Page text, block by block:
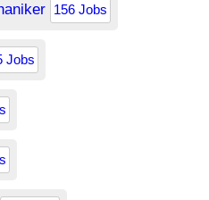
156 Jobs
Jobs